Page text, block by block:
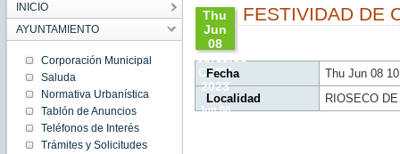
INICIO
AYUNTAMIENTO
Corporación Municipal
Saluda
Normativa Urbanística
Tablón de Anuncios
Teléfonos de Interés
Trámites y Solicitudes
Thu
Jun
08
10:11:00
CEST
2023
Thu
Jun 08
FESTIVIDAD DE
Fecha
Thu Jun 08
Localidad
RIOSECO